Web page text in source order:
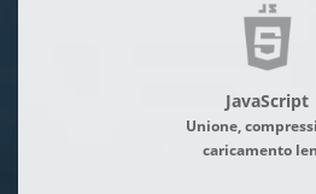
JavaScript
Unione,
caricamento